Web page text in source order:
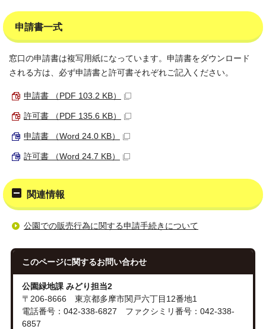
申請書一式
窓口の申請書は複写用紙になっています。申請書をダウンロード
される方は、必ず申請書と許可書それぞれご記入ください。
申請書 （PDF 103.2 KB）
許可書 （PDF 135.6 KB）
申請書 （Word 24.0 KB）
許可書 （Word 24.7 KB）
関連情報
公園での販売行為に関する申請手続きについて
このページに関するお問い合わせ
公園緑地課 みどり担当2
〒206-8666 東京都多摩市関戸六丁目12番地1
電話番号：042-338-6827 ファクシミリ番号：042-338-
6857